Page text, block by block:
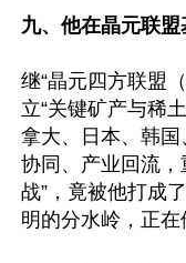
九、他在晶元联盟
继“晶元四方联盟
立“关键矿产与稀
拿大、日本、韩
协同、产业回流，
战”，竟被他打成
明的分水岭，正在